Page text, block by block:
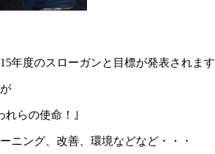
年度のスローガンと目標が発表されます
らの使命！｣
ニング、改善、環境などなど・・・